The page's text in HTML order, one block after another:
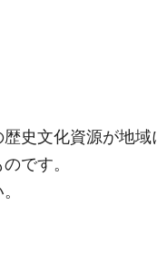
史文化資源が地
です。